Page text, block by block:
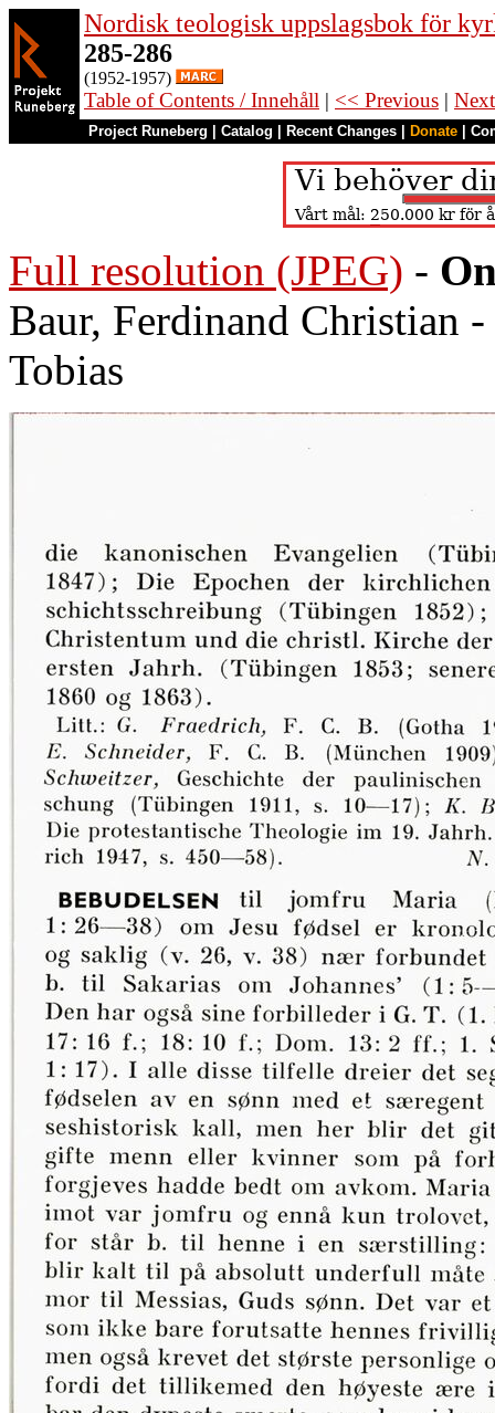
Nordisk teologisk uppslagsbok för
285-286
(1952-1957)
Table of Contents / Innehåll | << Previous |
Project Runeberg Catalog Recent Changes Donate
Full resolution (JPEG) -
Baur, Ferdinand Christian
Tobias